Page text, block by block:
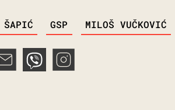
ŠAPIĆ GSP MILOŠ VUČKOVIĆ